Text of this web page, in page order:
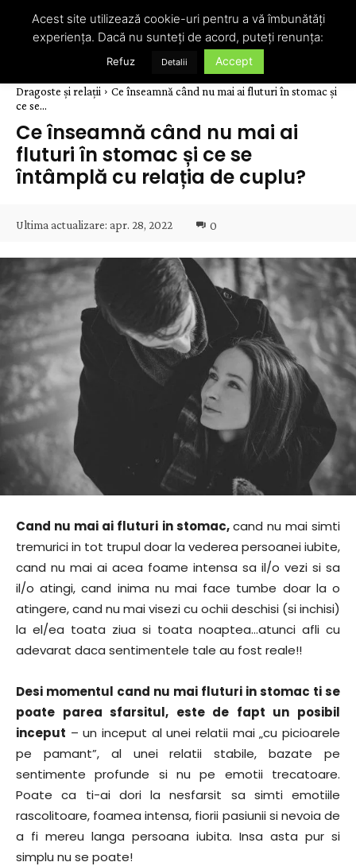
Dragoste și relații
Ce înseamnă când nu mai ai fluturi în stomac și
ce se...
Ce înseamnă când nu mai ai
fluturi în stomac și ce se
întâmplă cu relația de cuplu?
Ultima actualizare: apr. 28, 2022 0
Cand nu mai ai fluturi in stomac,cand nu mai simti
tremurici in tot trupul doar la vederea persoanei iubite,
cand nu mai ai acea foame intensa sa il/o vezi si sa
il/o atingi, cand inima nu mai face tumbe doar la o
atingere, cand nu mai visezi cu ochii deschisi (si inchisi)
la el/ea toata ziua si toata noaptea…atunci afli cu
adevarat daca sentimentele tale au fost reale!!
Desi momentul cand nu mai fluturi in stomac ti se
poate parea sfarsitul, este de fapt un posibil
inceput – un inceput al unei relatii mai „cu picioarele
pe pamant”, al unei relatii stabile, bazate pe
sentimente profunde si nu pe emotii trecatoare.
Poate ca ti-ai dori la nesfarsit sa simti emotiile
rascolitoare, foamea intensa, fiorii pasiunii si nevoia de
a fi mereu langa persoana iubita. Insa asta pur si
simplu nu se poate!
Acest site utilizează cookie-uri pentru a vă îmbunătăți
experiența. Dacă nu sunteți de acord, puteți renunța:
Refuz Detalii Accept